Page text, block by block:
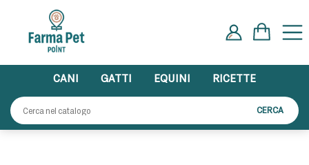
content
CANI GATTI EQUINI
RICETTE
CERCA